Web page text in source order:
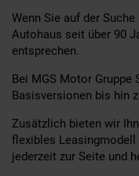
Wenn Sie auf der
Autohaus seit über 90
entsprechen.
Bei MGS Motor
Basisversionen bis hin
Zusätzlich bieten wir
flexibles Leasingmodell
jederzeit zur Seite und